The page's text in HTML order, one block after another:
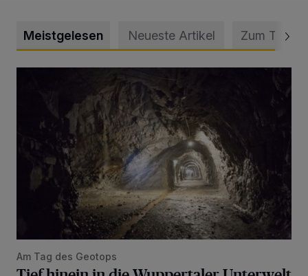
Meistgelesen Neueste Artikel Zum Thema
Am Tag des Geotops